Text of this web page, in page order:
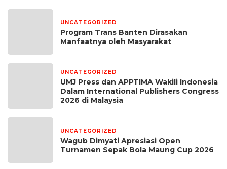
UNCATEGORIZED
Program Trans Banten Dirasakan
Manfaatnya oleh Masyarakat
UNCATEGORIZED
UMJ Press dan APPTIMA Wakili Indonesia
Dalam International Publishers Congress
2026 di Malaysia
UNCATEGORIZED
Wagub Dimyati Apresiasi Open
Turnamen Sepak Bola Maung Cup 2026